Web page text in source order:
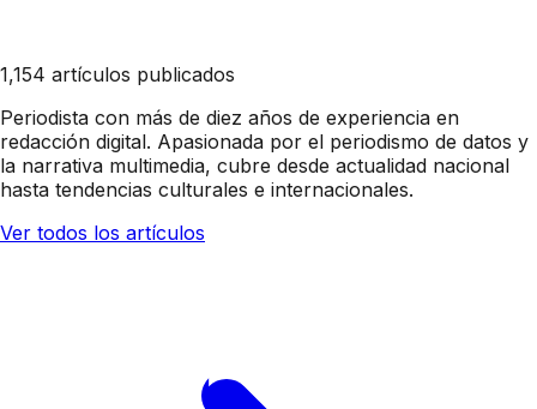
1,154 artículos publicados
Periodista con más de diez años de experiencia en
redacción digital. Apasionada por el periodismo de datos y
la narrativa multimedia, cubre desde actualidad nacional
hasta tendencias culturales e internacionales.
Ver todos los artículos